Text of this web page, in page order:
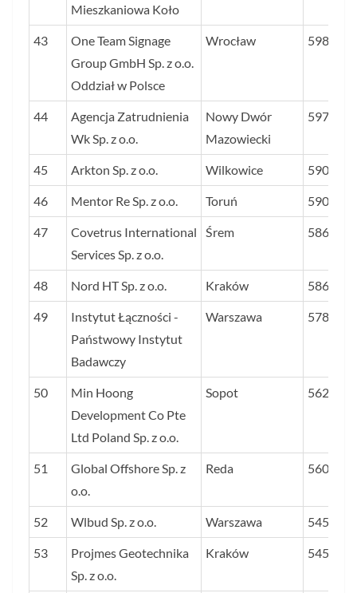
Mieszkaniowa Koło
43
One Team Signage
Group GmbH Sp. z o.o.
Oddział w Polsce
Wrocław 5985
44
Agencja Zatrudnienia
Wk Sp. z o.o.
Nowy Dwór
Mazowiecki
5971
45 Arkton Sp. z o.o. Wilkowice 5903
46 Mentor Re Sp. z o.o. Toruń 5902
47
Covetrus International
Services Sp. z o.o.
Śrem 5868
48 Nord HT Sp. z o.o. Kraków 5863
49
Instytut Łączności -
Państwowy Instytut
Badawczy
Warszawa 5781
50
Min Hoong
Development Co Pte
Ltd Poland Sp. z o.o.
Sopot 5629
51
Global Offshore Sp. z
o.o.
Reda 5602
52 Wlbud Sp. z o.o. Warszawa 5456
53
Projmes Geotechnika
Sp. z o.o.
Kraków 5454